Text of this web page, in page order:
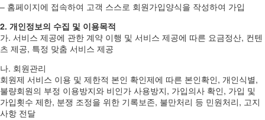
– 홈페이지에 접속하여 고객 스스로 회원가입양식을 작성하여 가입
2. 개인정보의 수집 및 이용목적
가. 서비스 제공에 관한 계약 이행 및 서비스 제공에 따른 요금정산, 컨텐
츠 제공, 특정 맞춤 서비스 제공
나. 회원관리
회원제 서비스 이용 및 제한적 본인 확인제에 따른 본인확인, 개인식별,
불량회원의 부정 이용방지와 비인가 사용방지, 가입의사 확인, 가입 및
가입횟수 제한, 분쟁 조정을 위한 기록보존, 불만처리 등 민원처리, 고지
사항 전달